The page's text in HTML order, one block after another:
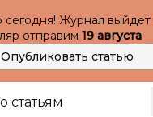
сегодня! Журнал выйдет
отправим 19 августа
Опубликовать статью